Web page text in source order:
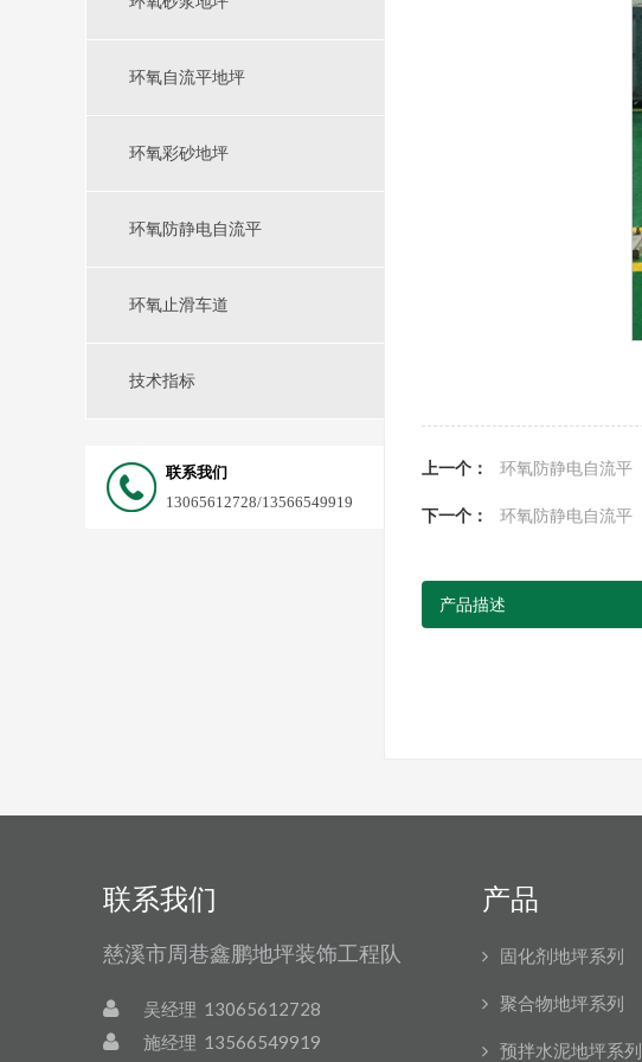
环氧自流平地坪
环氧彩砂地坪
环氧防静电自流平
环氧止滑车道
技术指标
联系我们
13065612728/13566549919
上一个： 环氧防静电自流平
下一个： 环氧防静电自流平
产品描述
联系我们
慈溪市周巷鑫鹏地坪装饰工程队
吴经理 13065612728
施经理 13566549919
产品
固化剂地坪系列
聚合物地坪系列
预拌水泥地坪系列